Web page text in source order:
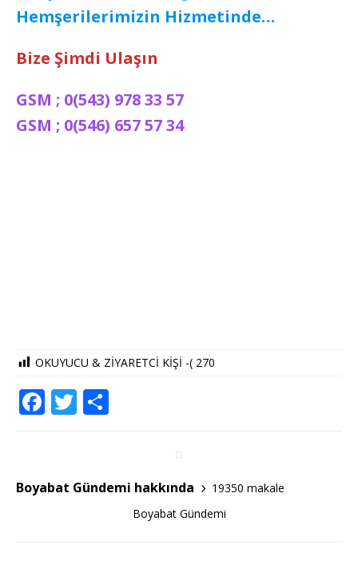
Hemşerilerimizin Hizmetinde…
Bize Şimdi Ulaşın
GSM ; 0(543) 978 33 57
GSM ; 0(546) 657 57 34
OKUYUCU & ZİYARETCİ KİŞİ -( 270
F
e
b
T
te
r
e
Boyabat Gündemi hakkında
19350 makale
Boyabat Gündemi